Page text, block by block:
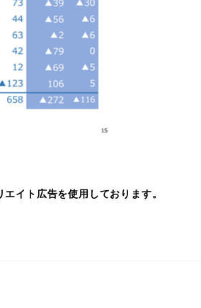
イト広告を使用しております。